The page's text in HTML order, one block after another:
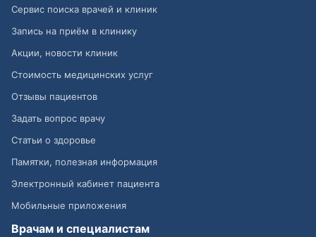
Сервис поиска врачей и клиник
Запись на приём в клинику
Акции, новости клиник
Стоимость медицинских услуг
Отзывы пациентов
Задать вопрос врачу
Статьи о здоровье
Памятки, полезная информация
Электронный кабинет пациента
Мобильные приложения
Врачам и специалистам